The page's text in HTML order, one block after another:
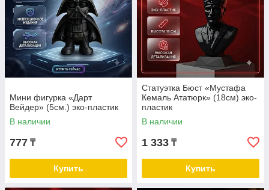
Мини фигурка «Дарт
Вейдер» (5см.) эко-пластик
В наличии
777 ₸
Купить
Cтатуэтка Бюст «Мустафа
Кемаль Ататюрк» (18см) эко-
пластик
В наличии
1 333 ₸
Купить